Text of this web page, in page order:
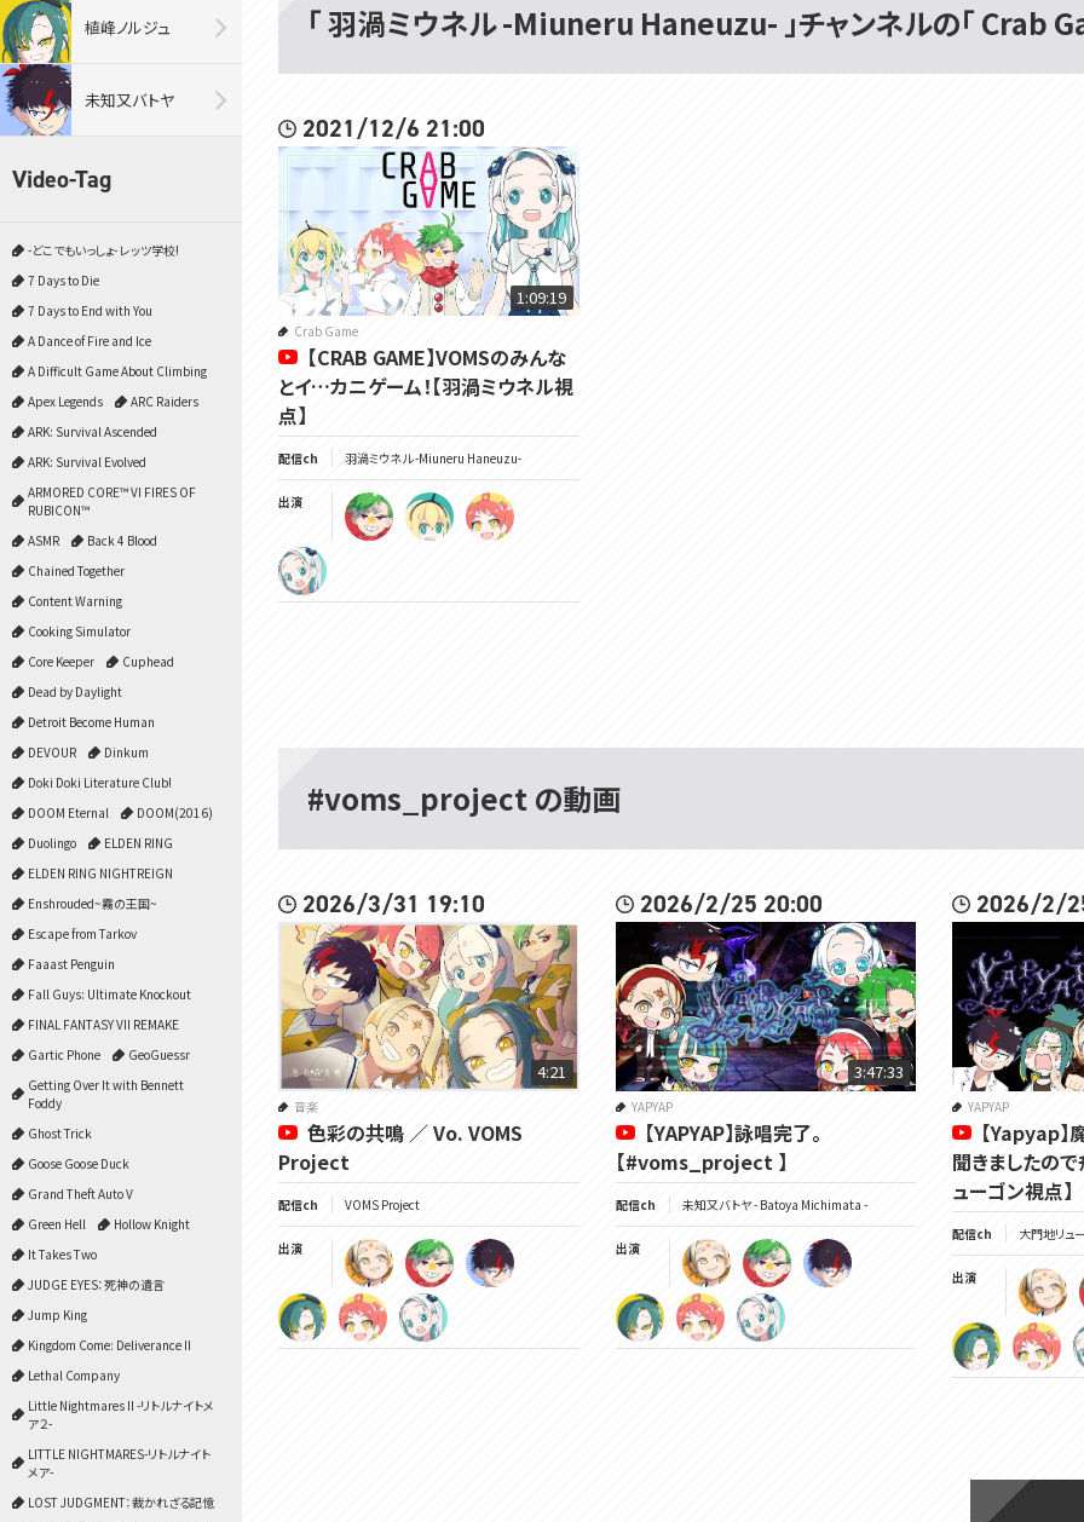
植峰ノルジュ
未知又バトヤ
Video-Tag
-どこでもいっしょ- レッツ学校!
7 Days to Die
7 Days to End with You
A Dance of Fire and Ice
A Difficult Game About Climbing
Apex Legends
ARC Raiders
ARK: Survival Ascended
ARK: Survival Evolved
ARMORED CORE™ VI FIRES OF
RUBICON™
ASMR
Back 4 Blood
Chained Together
Content Warning
Cooking Simulator
Core Keeper
Cuphead
Dead by Daylight
Detroit Become Human
DEVOUR
Dinkum
Doki Doki Literature Club!
DOOM Eternal
DOOM(2016)
Duolingo
ELDEN RING
ELDEN RING NIGHTREIGN
Enshrouded~霧の王国~
Escape from Tarkov
Faaast Penguin
Fall Guys: Ultimate Knockout
FINAL FANTASY VII REMAKE
Gartic Phone
GeoGuessr
Getting Over It with Bennett
Foddy
Ghost Trick
Goose Goose Duck
Grand Theft Auto V
Green Hell
Hollow Knight
It Takes Two
JUDGE EYES：死神の遺言
Jump King
Kingdom Come: Deliverance II
Lethal Company
Little Nightmares II -リトルナイトメ
ア２-
LITTLE NIGHTMARES-リトルナイト
メア-
LOST JUDGMENT：裁かれざる記憶
「 羽渦ミウネル -Miuneru Haneuzu- 」チャンネルの「 Crab
2021/12/6 21:00
1:09:19
Crab Game
【CRAB GAME】VOMSのみんな
とイ…カニゲーム！【羽渦ミウネル視
点】
配信ch 羽渦ミウネル -Miuneru Haneuzu-
出演
#voms_project の動画
2026/3/31 19:10
4:21
音楽
色彩の共鳴 ／ Vo. VOMS
Project
配信ch VOMS Project
出演
2026/2/25 20:00
3:47:33
YAPYAP
【YAPYAP】詠唱完了。
【#voms_project 】
配信ch 未知又バトヤ - Batoya Michimata -
出演
2026/2/
YAPYAP
【Yapyap
聞きましたので
ューゴン視点】
配信ch 大門地リュ
出演